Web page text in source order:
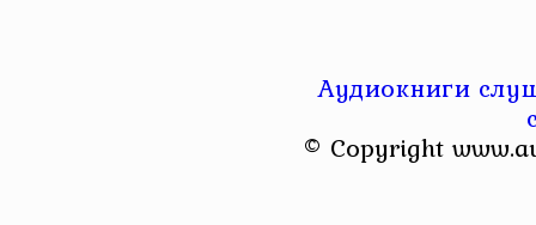
Аудиокниги
© Copyright